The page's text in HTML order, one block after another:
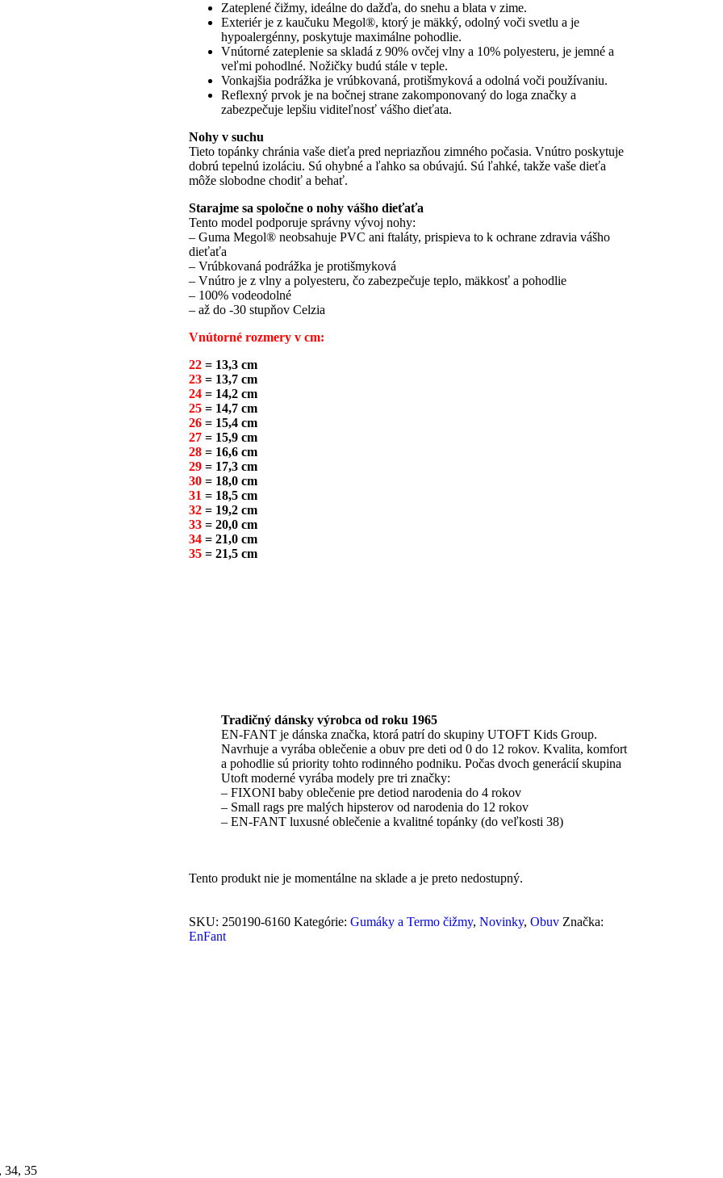
Zateplené čižmy, ideálne do dažďa, do snehu a blata v zime.
Exteriér je z kaučuku Megol®, ktorý je mäkký, odolný voči svetlu a je
hypoalergénny, poskytuje maximálne pohodlie.
Vnútorné zateplenie sa skladá z 90% ovčej vlny a 10% polyesteru, je jemné a
veľmi pohodlné. Nožičky budú stále v teple.
Vonkajšia podrážka je vrúbkovaná, protišmyková a odolná voči používaniu.
Reflexný prvok je na bočnej strane zakomponovaný do loga značky a
zabezpečuje lepšiu viditeľnosť vášho dieťata.
Nohy v suchu
Tieto topánky chránia vaše dieťa pred nepriazňou zimného počasia. Vnútro poskytuje
dobrú tepelnú izoláciu. Sú ohybné a ľahko sa obúvajú. Sú ľahké, takže vaše dieťa
môže slobodne chodiť a behať.
Starajme sa spoločne o nohy vášho dieťaťa
Tento model podporuje správny vývoj nohy:
– Guma Megol® neobsahuje PVC ani ftaláty, prispieva to k ochrane zdravia vášho
dieťaťa
– Vrúbkovaná podrážka je protišmyková
– Vnútro je z vlny a polyesteru, čo zabezpečuje teplo, mäkkosť a pohodlie
– 100% vodeodolné
– až do -30 stupňov Celzia
Vnútorné rozmery v cm:
22 = 13,3 cm
23 = 13,7 cm
24 = 14,2 cm
25 = 14,7 cm
26 = 15,4 cm
27 = 15,9 cm
28 = 16,6 cm
29 = 17,3 cm
30 = 18,0 cm
31 = 18,5 cm
32 = 19,2 cm
33 = 20,0 cm
34 = 21,0 cm
35 = 21,5 cm
Tradičný dánsky výrobca od roku 1965
EN-FANT je dánska značka, ktorá patrí do skupiny UTOFT Kids Group.
Navrhuje a vyrába oblečenie a obuv pre deti od 0 do 12 rokov. Kvalita, komfort
a pohodlie sú priority tohto rodinného podniku. Počas dvoch generácií skupina
Utoft moderné vyrába modely pre tri značky:
– FIXONI baby oblečenie pre detiod narodenia do 4 rokov
– Small rags pre malých hipsterov od narodenia do 12 rokov
– EN-FANT luxusné oblečenie a kvalitné topánky (do veľkosti 38)
Tento produkt nie je momentálne na sklade a je preto nedostupný.
SKU: 250190-6160 Kategórie: Gumáky a Termo čižmy, Novinky, Obuv Značka:
EnFant
34, 35